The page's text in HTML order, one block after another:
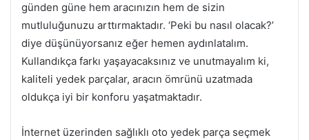
günden güne hem aracınızın hem de sizin
mutluluğunuzu arttırmaktadır. ‘Peki bu nasıl olacak?’
diye düşünüyorsanız eğer hemen aydınlatalım.
Kullandıkça farkı yaşayacaksınız ve unutmayalım ki,
kaliteli yedek parçalar, aracın ömrünü uzatmada
oldukça iyi bir konforu yaşatmaktadır.
İnternet üzerinden sağlıklı oto yedek parça seçmek